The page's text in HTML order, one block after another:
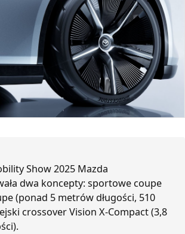
Show 2025 Mazda
dwa koncepty: sportowe coupe
(ponad 5 metrów długości, 510
crossover Vision X-Compact (3,8